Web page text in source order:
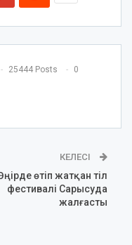
25444 Posts 0
КЕЛЕСІ
өтіп жатқан тіл
фестивалі Сарысуда
жалғасты